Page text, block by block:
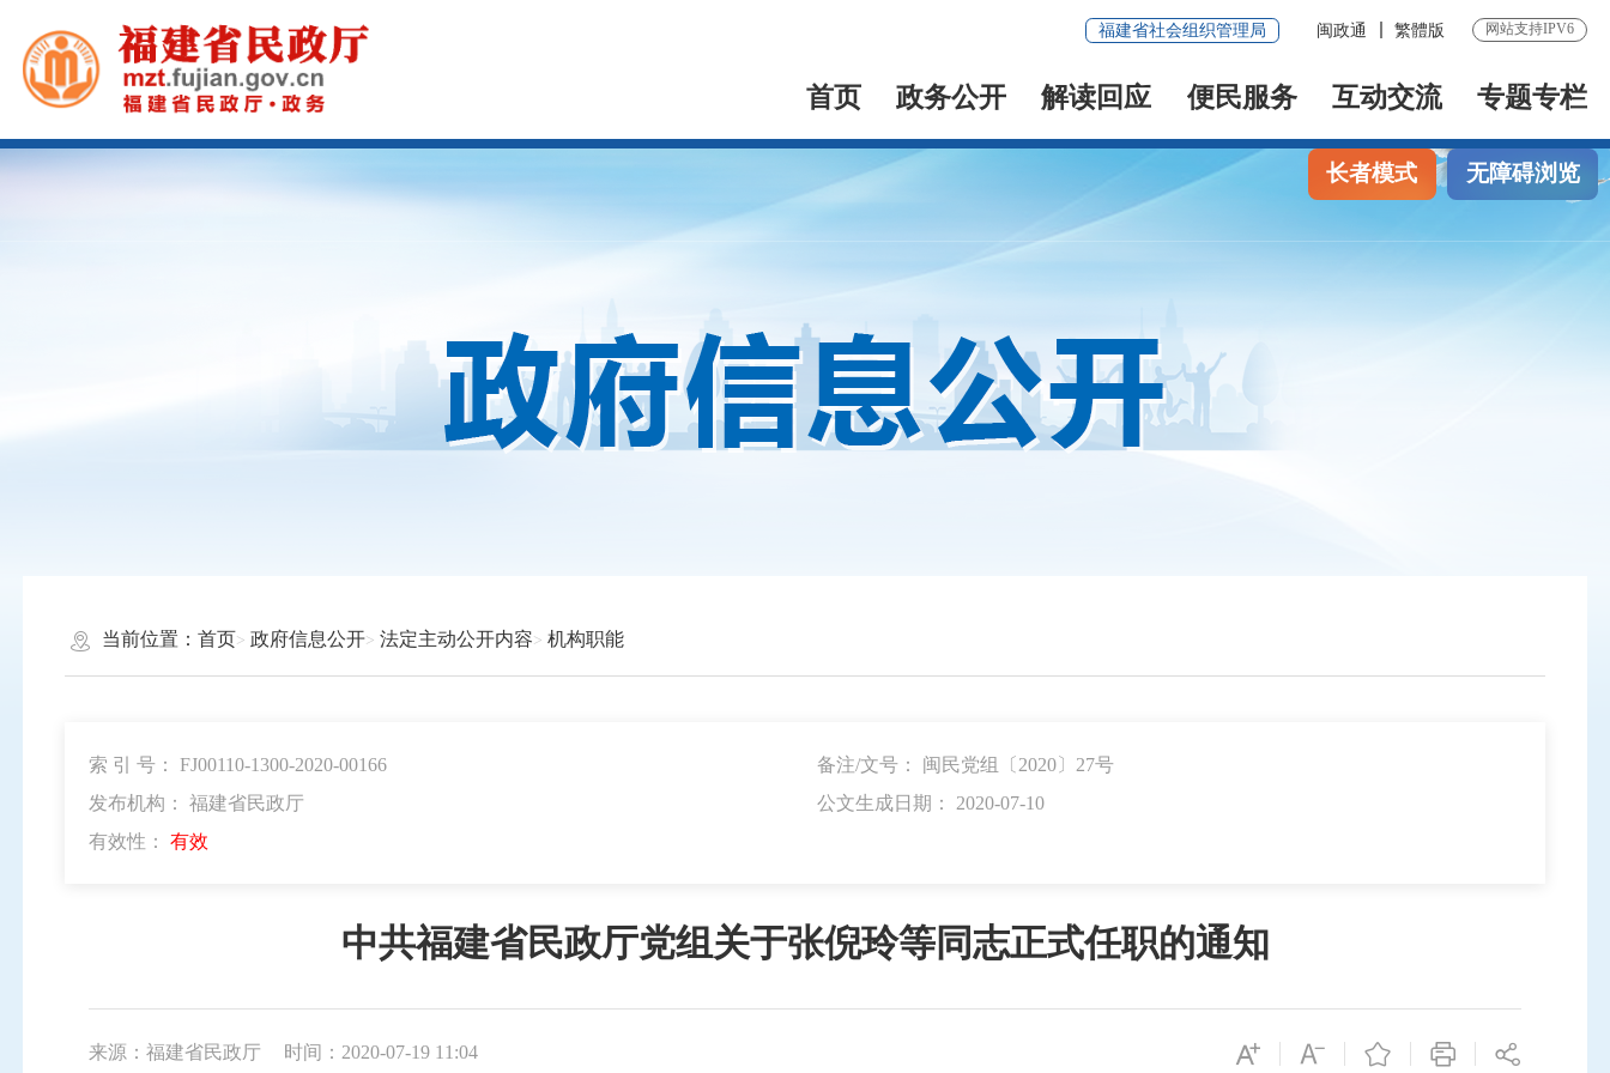
福建省社会组织管理局 闽政通 繁體版 网站支持IPV6
首页 政务公开 解读回应 便民服务 互动交流 专题专栏
长者模式 无障碍浏览
当前位置： 首页 政府信息公开 法定主动公开内容 机构职能
索 引 号： FJ00110-1300-2020-00166
备注/文号： 闽民党组〔2020〕27号
发布机构： 福建省民政厅
公文生成日期： 2020-07-10
有效性： 有效
中共福建省民政厅党组关于张倪玲等同志正式任职的通知
来源：福建省民政厅 时间：2020-07-19 11:04